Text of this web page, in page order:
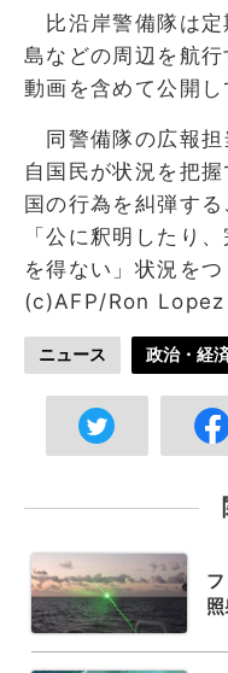
比沿岸警備隊は定
島などの周辺を航
動画を含めて公開し
同警備隊の広報担
自国民が状況を把
国の行為を糾弾す
「公に釈明したり
を得ない」状況を
(c)AFP/Ron
ニュース 政治・経